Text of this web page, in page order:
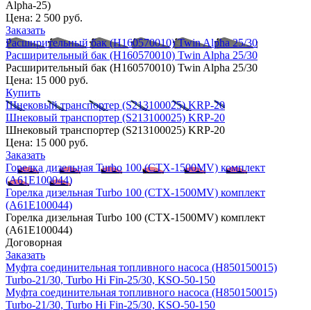
Alpha-25)
Цена: 2 500 руб.
Заказать
Расширительный бак (H160570010) Twin Alpha 25/30
Расширительный бак (H160570010) Twin Alpha 25/30
Расширительный бак (H160570010) Twin Alpha 25/30
Цена: 15 000 руб.
Купить
Шнековый транспортер (S213100025) KRP-20
Шнековый транспортер (S213100025) KRP-20
Шнековый транспортер (S213100025) KRP-20
Цена: 15 000 руб.
Заказать
Горелка дизельная Turbo 100 (CTX-1500MV) комплект
(A61E100044)
Горелка дизельная Turbo 100 (CTX-1500MV) комплект
(A61E100044)
Горелка дизельная Turbo 100 (CTX-1500MV) комплект
(A61E100044)
Договорная
Заказать
Муфта соединительная топливного насоса (H850150015)
Turbo-21/30, Turbo Hi Fin-25/30, KSO-50-150
Муфта соединительная топливного насоса (H850150015)
Turbo-21/30, Turbo Hi Fin-25/30, KSO-50-150